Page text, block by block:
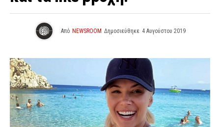
Από NEWSROOM Δημοσιεύθηκε 4 Αυγούστου 2019